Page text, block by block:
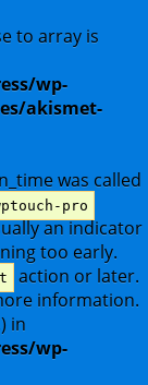
to array is
wp-
akismet-
was called
pro
an indicator
too early.
action or later.
information.
in
wp-